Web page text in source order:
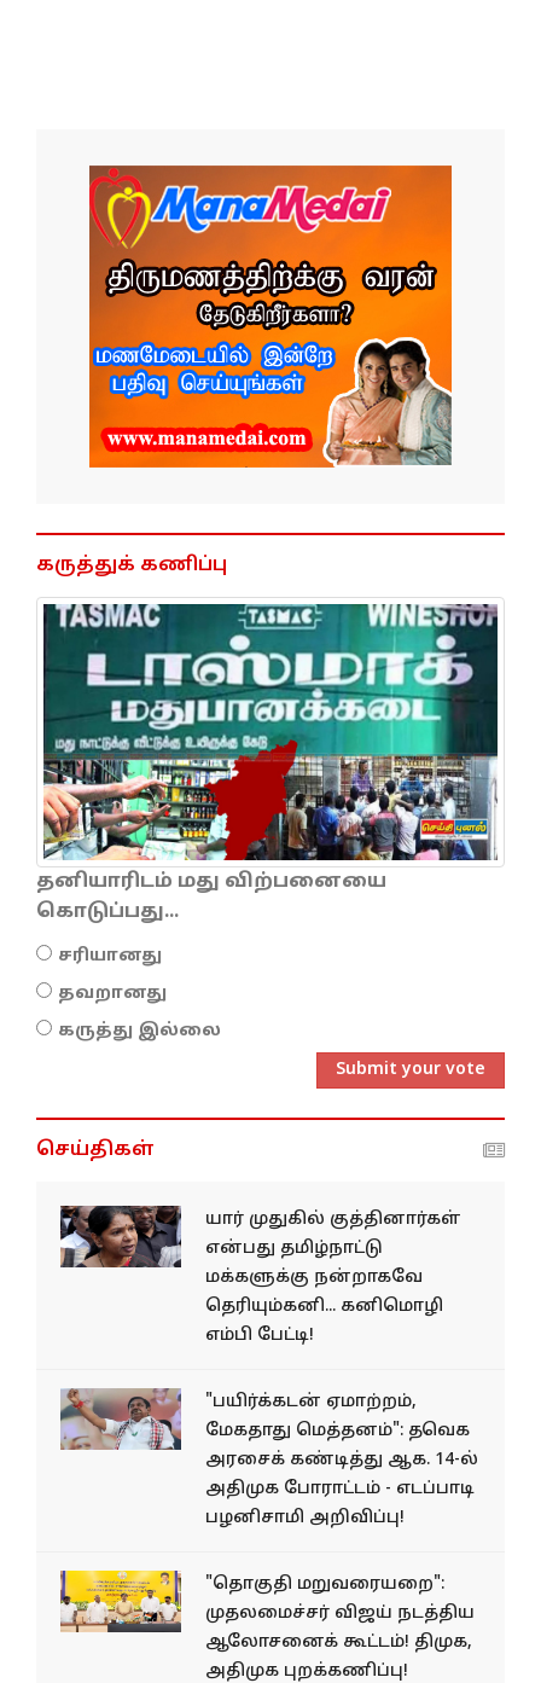
கருத்துக் கணிப்பு
தனியாரிடம் மது விற்பனையை
கொடுப்பது...
சரியானது
தவறானது
கருத்து இல்லை
Submit your vote
செய்திகள்
யார் முதுகில் குத்தினார்கள்
என்பது தமிழ்நாட்டு
மக்களுக்கு நன்றாகவே
தெரியும்கனி... கனிமொழி
எம்பி பேட்டி!
"பயிர்க்கடன் ஏமாற்றம்,
மேகதாது மெத்தனம்": தவெக
அரசைக் கண்டித்து ஆக. 14-ல்
அதிமுக போராட்டம் - எடப்பாடி
பழனிசாமி அறிவிப்பு!
"தொகுதி மறுவரையறை":
முதலமைச்சர் விஜய் நடத்திய
ஆலோசனைக் கூட்டம்! திமுக,
அதிமுக புறக்கணிப்பு!